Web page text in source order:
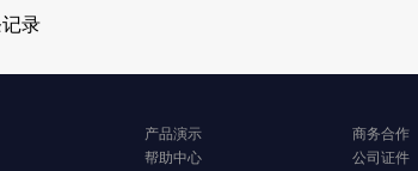
记录
产品演示
帮助中心
商务合作
公司证件